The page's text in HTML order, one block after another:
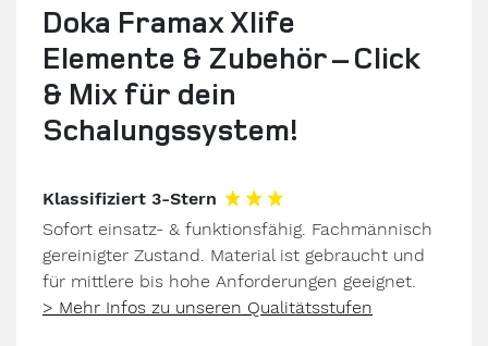
Doka Framax Xlife
Elemente & Zubehör – Click
& Mix für dein
Schalungssystem!
Klassifiziert 3-Stern
Sofort einsatz- & funktionsfähig. Fachmännisch
gereinigter Zustand. Material ist gebraucht und
für mittlere bis hohe Anforderungen geeignet.
> Mehr Infos zu unseren Qualitätsstufen